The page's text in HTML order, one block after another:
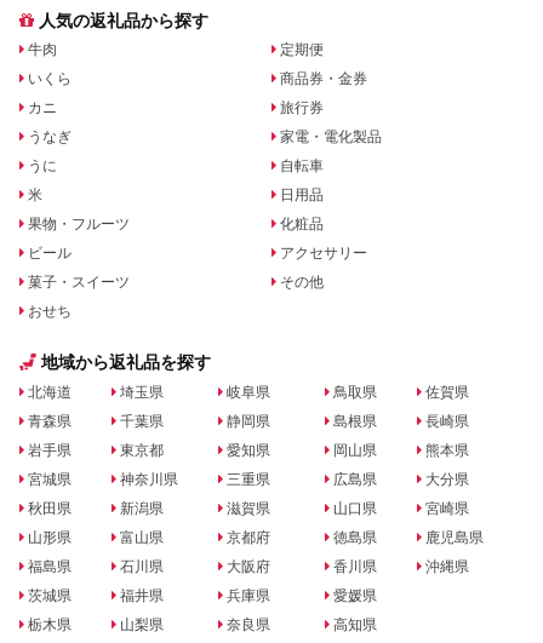
人気の返礼品から探す
牛肉
いくら
カニ
うなぎ
うに
米
果物・フルーツ
ビール
菓子・スイーツ
おせち
定期便
商品券・金券
旅行券
家電・電化製品
自転車
日用品
化粧品
アクセサリー
その他
地域から返礼品を探す
北海道
青森県
岩手県
宮城県
秋田県
山形県
福島県
茨城県
栃木県
埼玉県
千葉県
東京都
神奈川県
新潟県
富山県
石川県
福井県
山梨県
岐阜県
静岡県
愛知県
三重県
滋賀県
京都府
大阪府
兵庫県
奈良県
鳥取県
島根県
岡山県
広島県
山口県
徳島県
香川県
愛媛県
高知県
佐賀県
長崎県
熊本県
大分県
宮崎県
鹿児島県
沖縄県